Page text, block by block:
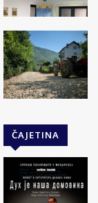
ČAJETINA